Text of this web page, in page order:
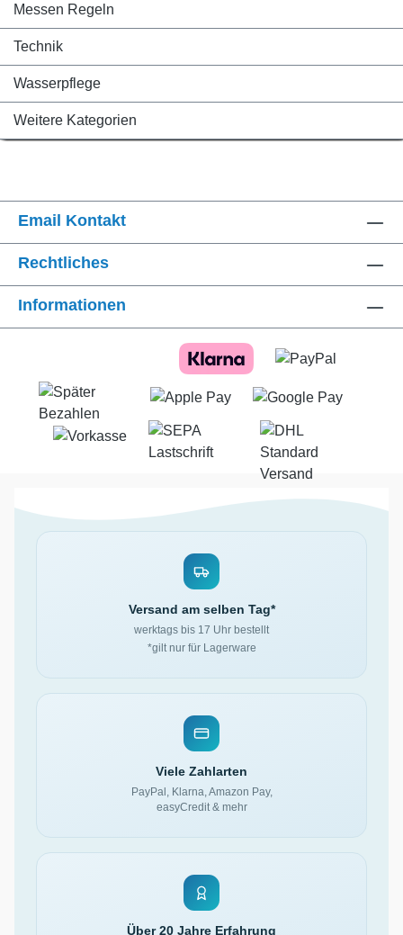
Messen Regeln
Technik
Wasserpflege
Weitere Kategorien
Email Kontakt
Rechtliches
Informationen
Versand am selben Tag*
werktags bis 17 Uhr bestellt
*gilt nur für Lagerware
Viele Zahlarten
PayPal, Klarna, Amazon Pay,
easyCredit & mehr
Über 20 Jahre Erfahrung